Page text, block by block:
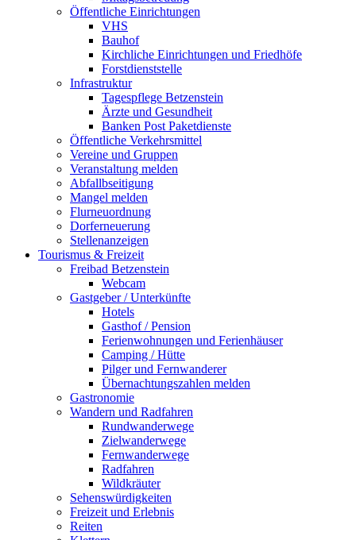
Öffentliche Einrichtungen
VHS
Bauhof
Kirchliche Einrichtungen und Friedhöfe
Forstdienststelle
Infrastruktur
Tagespflege Betzenstein
Ärzte und Gesundheit
Banken Post Paketdienste
Öffentliche Verkehrsmittel
Vereine und Gruppen
Veranstaltung melden
Abfallbseitigung
Mangel melden
Flurneuordnung
Dorferneuerung
Stellenanzeigen
Tourismus & Freizeit
Freibad Betzenstein
Webcam
Gastgeber / Unterkünfte
Hotels
Gasthof / Pension
Ferienwohnungen und Ferienhäuser
Camping / Hütte
Pilger und Fernwanderer
Übernachtungszahlen melden
Gastronomie
Wandern und Radfahren
Rundwanderwege
Zielwanderwege
Fernwanderwege
Radfahren
Wildkräuter
Sehenswürdigkeiten
Freizeit und Erlebnis
Reiten